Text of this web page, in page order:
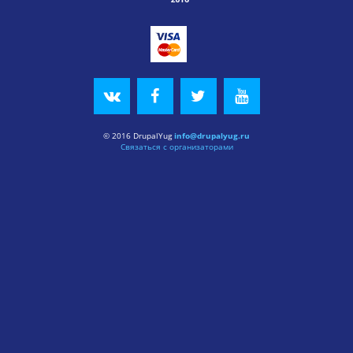
© 2016 DrupalYuginfo@drupalyug.ru
Связаться с организаторами